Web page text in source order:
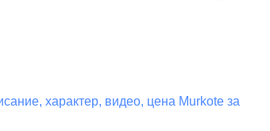
характер, видео, цена Murkote за